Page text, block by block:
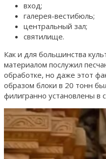
вход;
галерея-вестибюль;
центральный зал;
святилище.
Как и для большинства
материалом послужил
обработке, но даже этот
образом блоки в 20 тонн
филигранно установлены в